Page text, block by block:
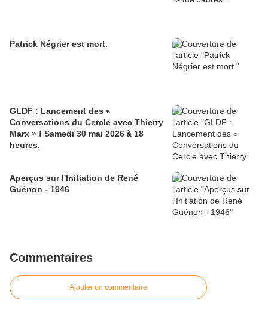
Patrick Négrier est mort.
GLDF : Lancement des «
Conversations du Cercle avec Thierry
Marx » ! Samedi 30 mai 2026 à 18
heures.
Aperçus sur l'Initiation de René
Guénon - 1946
Commentaires
Ajouter un commentaire